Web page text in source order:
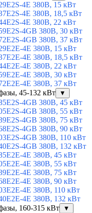
4E 380В, 15 кВт
4E 380В, 18,5 кВт
4E 380В, 22 кВт
4GB 380В, 30 кВт
4GB 380В, 37 кВт
4E 380В, 15 кВт
4E 380В, 18,5 кВт
4E 380В, 22 кВт
4E 380В, 30 кВт
4E 380В, 37 кВт
45-132 кВт
▼
4GB 380В, 45 кВт
4GB 380В, 55 кВт
4GB 380В, 75 кВт
4GB 380В, 90 кВт
4GB 380В, 110 кВт
4GB 380В, 132 кВт
4E 380В, 45 кВт
4E 380В, 55 кВт
4E 380В, 75 кВт
4E 380В, 90 кВт
4E 380В, 110 кВт
4E 380В, 132 кВт
160-315 кВт
▼